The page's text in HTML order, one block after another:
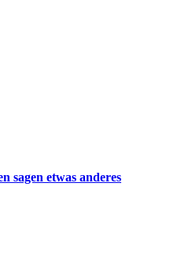
sagen etwas anderes